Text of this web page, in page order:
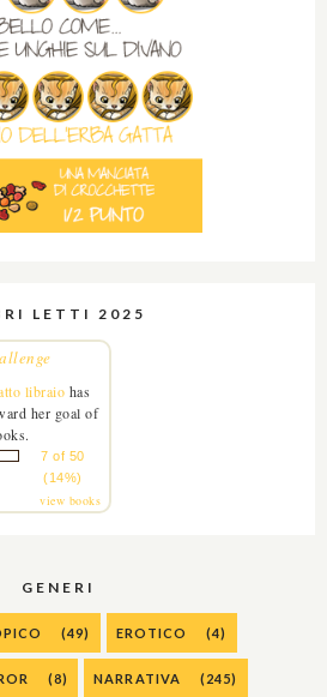
LETTI 2025
libraio has
her goal of
7 of 50
(14%)
view books
GENERI
(49) EROTICO (4)
(8) NARRATIVA (245)